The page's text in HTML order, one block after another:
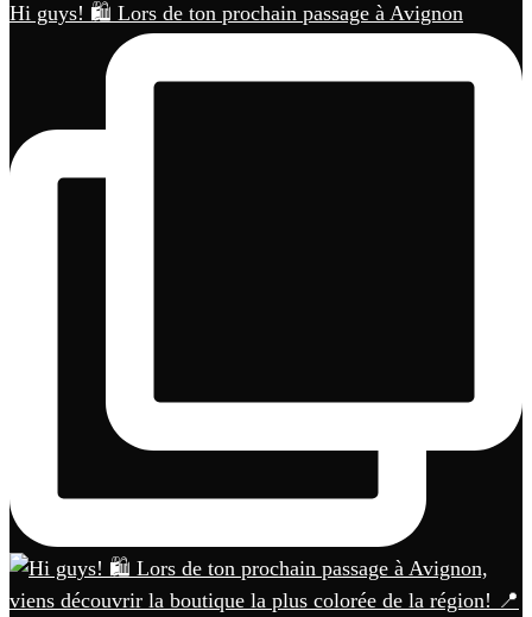
Hi guys! 🛍️ Lors de ton prochain passage à Avignon